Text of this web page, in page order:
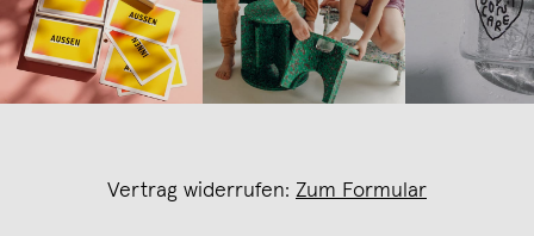
Vertrag widerrufen: Zum Formular